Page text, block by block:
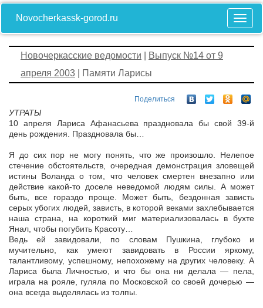
Novocherkassk-gorod.ru
Новочеркасские ведомости
Выпуск №14 от 9
апреля 2003 | Памяти Ларисы
Поделиться
УТРАТЫ
10 апреля Лариса Афанасьева праздновала бы свой 39-й
день рождения. Праздновала бы…
Я до сих пор не могу понять, что же произошло. Нелепое
стечение обстоятельств, очередная демонстрация зловещей
истины Воланда о том, что человек смертен внезапно или
действие какой-то доселе неведомой людям силы. А может
быть, все гораздо проще. Может быть, бездонная зависть
серых убогих людей, зависть, в которой веками захлебывается
наша страна, на короткий миг материализовалась в бухте
Янал, чтобы погубить Красоту…
Ведь ей завидовали, по словам Пушкина, глубоко и
мучительно, как умеют завидовать в России яркому,
талантливому, успешному, непохожему на других человеку. А
Лариса была Личностью, и что бы она ни делала — пела,
играла на рояле, гуляла по Московской со своей дочерью —
она всегда выделялась из толпы.